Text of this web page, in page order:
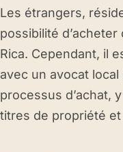
Les étrangers,
possibilité
Rica. Cependant, il
avec un avocat
processus d’achat,
titres de propriété